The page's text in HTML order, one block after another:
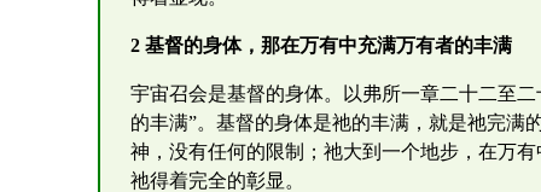
2 基督的身体，那在万有中充满万有者的丰满
宇宙召会是基督的身体。以弗所一章二十二至
的丰满”。基督的身体是祂的丰满，就是祂完满
神，没有任何的限制；祂大到一个地步，在万
祂得着完全的彰显。